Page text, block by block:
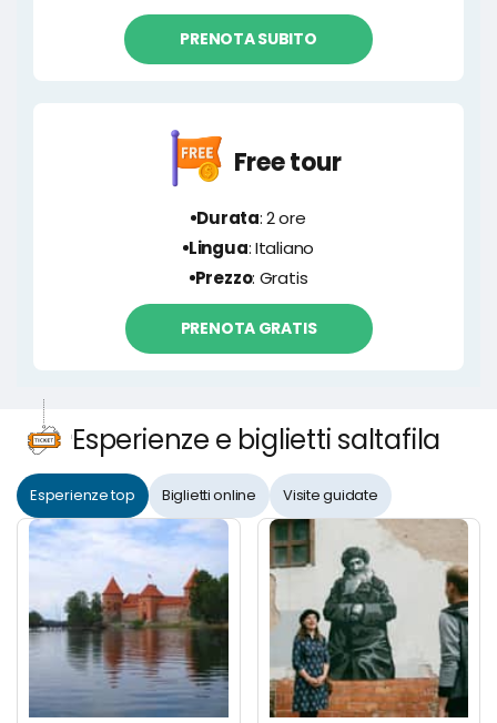
PRENOTA SUBITO
Free tour
Durata: 2 ore
Lingua: Italiano
Prezzo: Gratis
PRENOTA GRATIS
Esperienze e biglietti saltafila
Esperienze top Biglietti online Visite guidate